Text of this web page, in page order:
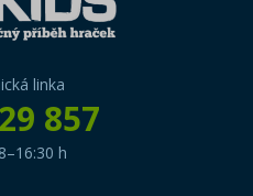
linka
857
h